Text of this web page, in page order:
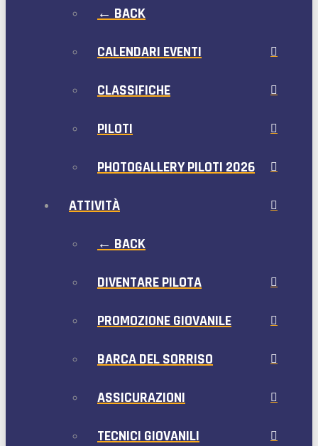
← BACK
CALENDARI EVENTI
CLASSIFICHE
PILOTI
PHOTOGALLERY PILOTI 2026
ATTIVITÀ
← BACK
DIVENTARE PILOTA
PROMOZIONE GIOVANILE
BARCA DEL SORRISO
ASSICURAZIONI
TECNICI GIOVANILI